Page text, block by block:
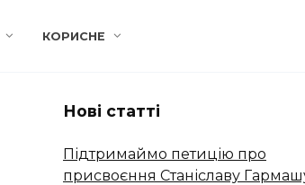
КОРИСНЕ
Нові статті
Підтримаймо петицію про
присвоєння Станіславу